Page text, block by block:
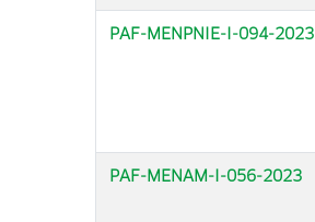
PAF-MENPNIE-I-094-2023
PAF-MENAM-I-056-2023